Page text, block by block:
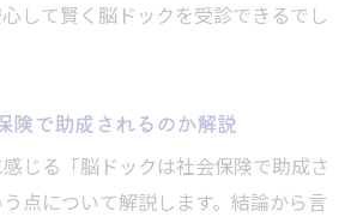
して賢く脳ドックを受診できるでし
険で助成されるのか解説
じる「脳ドックは社会保険で助成さ
点について解説します。結論から言